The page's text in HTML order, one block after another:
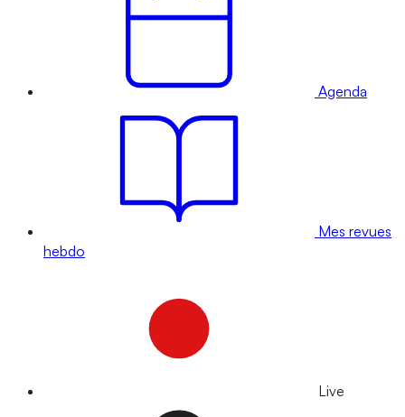
Agenda
Mes revues
hebdo
Live